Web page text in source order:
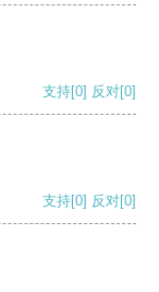
支持[0] 反对[0]
支持[0] 反对[0]